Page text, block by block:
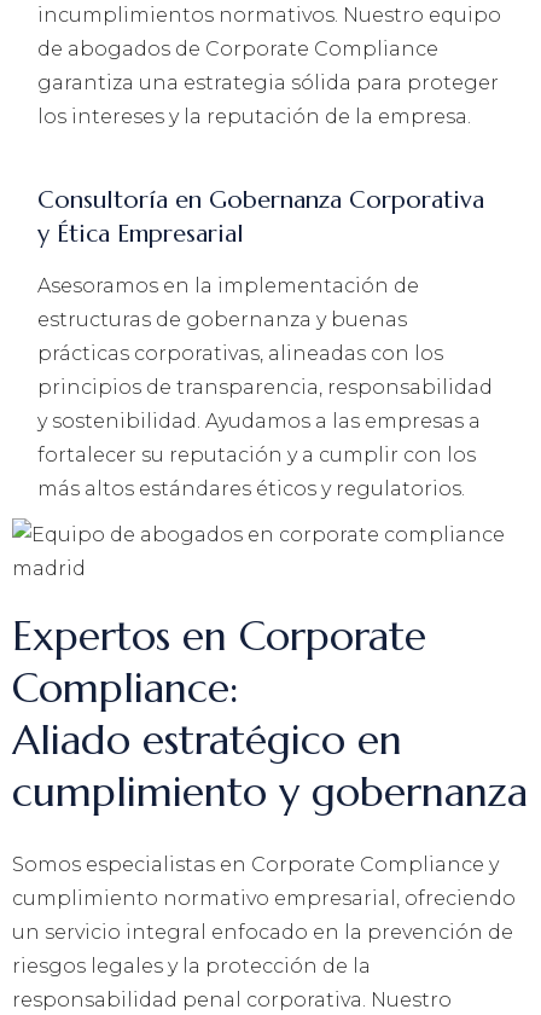
incumplimientos normativos. Nuestro equipo
de abogados de Corporate Compliance
garantiza una estrategia sólida para proteger
los intereses y la reputación de la empresa.
Consultoría en Gobernanza Corporativa
y Ética Empresarial
Asesoramos en la implementación de
estructuras de gobernanza y buenas
prácticas corporativas, alineadas con los
principios de transparencia, responsabilidad
y sostenibilidad. Ayudamos a las empresas a
fortalecer su reputación y a cumplir con los
más altos estándares éticos y regulatorios.
Expertos en Corporate
Compliance:
Aliado estratégico en
cumplimiento y gobernanza
Somos especialistas en Corporate Compliance y
cumplimiento normativo empresarial, ofreciendo
un servicio integral enfocado en la prevención de
riesgos legales y la protección de la
responsabilidad penal corporativa. Nuestro